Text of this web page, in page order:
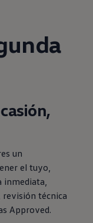
un
el tuyo,
inmediata,
revisión técnica
Approved.